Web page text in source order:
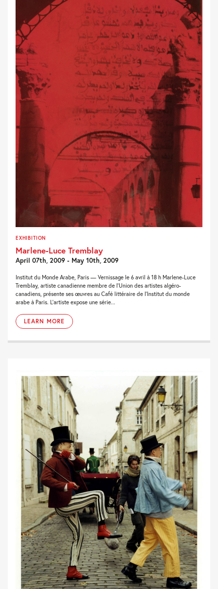
EXHIBITION
Marlene-Luce Tremblay
April 07th, 2009 - May 10th, 2009
Institut du Monde Arabe, Paris — Vernissage le 6 avril à 18 h Marlene-Luce
Tremblay, artiste canadienne membre de l’Union des artistes algéro-
canadiens, présente ses œuvres au Café littéraire de l’Institut du monde
arabe à Paris. L’artiste expose une série...
LEARN MORE